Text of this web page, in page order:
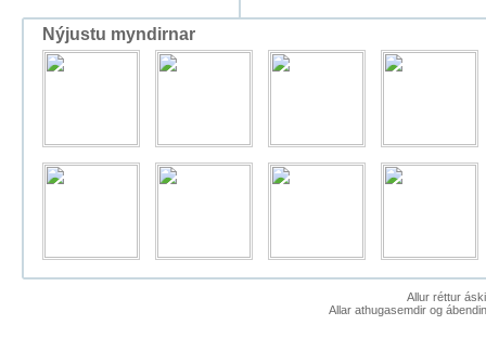
Nýjustu myndirnar
Allur réttur
Allar athugasemdir og